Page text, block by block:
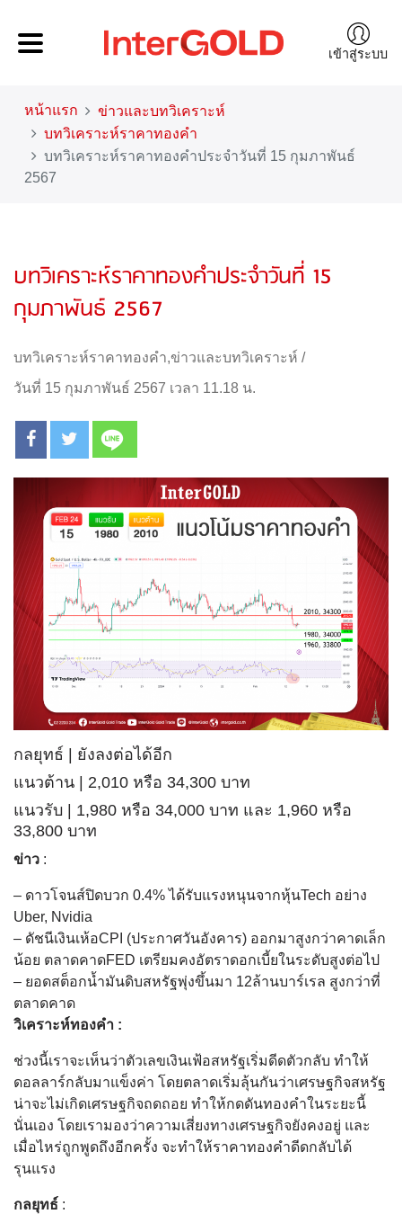
เข้าสู่ระบบ
หน้าแรก
ข่าวและบทวิเคราะห์
บทวิเคราะห์ราคาทองคำ
บทวิเคราะห์ราคาทองคำประจำวันที่ 15 กุมภาพันธ์
2567
บทวิเคราะห์ราคาทองคำประจำวันที่ 15
กุมภาพันธ์ 2567
บทวิเคราะห์ราคาทองคำ,ข่าวและบทวิเคราะห์ /
วันที่ 15 กุมภาพันธ์ 2567 เวลา 11.18 น.
กลยุทธ์ | ยังลงต่อได้อีก
แนวต้าน | 2,010 หรือ 34,300 บาท
แนวรับ | 1,980 หรือ 34,000 บาท และ 1,960 หรือ
33,800 บาท
ข่าว :
– ดาวโจนส์ปิดบวก 0.4% ได้รับแรงหนุนจากหุ้นTech อย่าง
Uber, Nvidia
– ดัชนีเงินเห้อCPI (ประกาศวันอังคาร) ออกมาสูงกว่าคาดเล็ก
น้อย ตลาดคาดFED เตรียมคงอัตราดอกเบี้ยในระดับสูงต่อไป
– ยอดสต็อกน้ำมันดิบสหรัฐพุ่งขึ้นมา 12ล้านบาร์เรล สูงกว่าที่
ตลาดคาด
วิเคราะห์ทองคำ :
ช่วงนี้เราจะเห็นว่าตัวเลขเงินเฟ้อสหรัฐเริ่มดีดตัวกลับ ทำให้
ดอลลาร์กลับมาแข็งค่า โดยตลาดเริ่มลุ้นกันว่าเศรษฐกิจสหรัฐ
น่าจะไม่เกิดเศรษฐกิจถดถอย ทำให้กดดันทองคำในระยะนี้
นั่นเอง โดยเรามองว่าความเสี่ยงทางเศรษฐกิจยังคงอยู่ และ
เมื่อไหร่ถูกพูดถึงอีกครั้ง จะทำให้ราคาทองคำดีดกลับได้
รุนแรง
กลยุทธ์ :